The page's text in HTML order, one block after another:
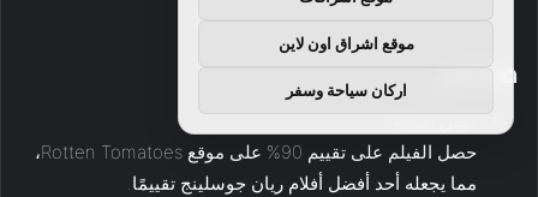
ملخص
كبش الفداء
حصل الفيلم على تقييم 90% على موقع Rotten Tomatoes،
مما يجعله أحد أفضل أفلام ريان جوسلينج تقييمًا.
موقع اشراق اون لاين
اركان سياحة وسفر